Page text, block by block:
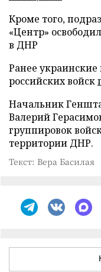
Кроме того,
«Центр»
в ДНР
Ранее
российских войск
Начальник
Валерий
группировок
территории ДНР.
Текст: Вера Басилая